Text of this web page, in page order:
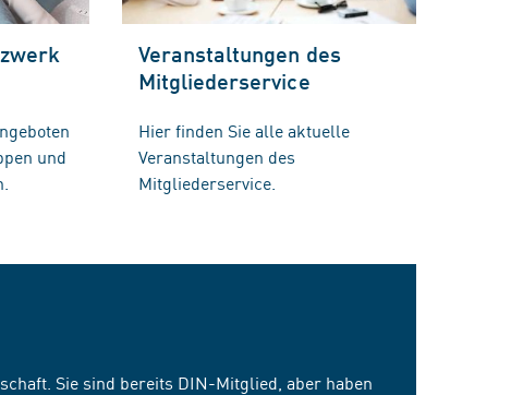
und
Veranstaltungen des
Mitgliederservice
Hier finden Sie alle aktuelle
Veranstaltungen des
Mitgliederservice.
Sie sind bereits DIN-Mitglied, aber haben